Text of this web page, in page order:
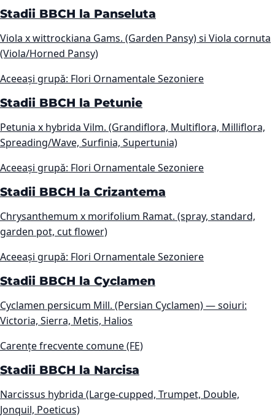
Stadii BBCH la Panseluta
Viola x wittrockiana Gams. (Garden Pansy) si Viola cornuta
(Viola/Horned Pansy)
Aceeași grupă: Flori Ornamentale Sezoniere
Stadii BBCH la Petunie
Petunia x hybrida Vilm. (Grandiflora, Multiflora, Milliflora,
Spreading/Wave, Surfinia, Supertunia)
Aceeași grupă: Flori Ornamentale Sezoniere
Stadii BBCH la Crizantema
Chrysanthemum x morifolium Ramat. (spray, standard,
garden pot, cut flower)
Aceeași grupă: Flori Ornamentale Sezoniere
Stadii BBCH la Cyclamen
Cyclamen persicum Mill. (Persian Cyclamen) — soiuri:
Victoria, Sierra, Metis, Halios
Carențe frecvente comune (FE)
Stadii BBCH la Narcisa
Narcissus hybrida (Large-cupped, Trumpet, Double,
Jonquil, Poeticus)